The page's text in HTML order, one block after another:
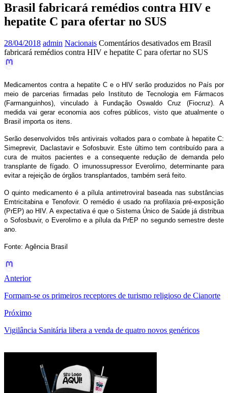
Brasil fabricará remédios contra HIV e
hepatite C para ofertar no SUS
28/04/2018 admin Nacionais Comentários desativados em Brasil
fabricará remédios contra HIV e hepatite C para ofertar no SUS
Medicamentos contra a hepatite C e o HIV serão produzidos no País por
meio de parcerias firmadas pelo Instituto de Tecnologia em Fármacos
(Farmanguinhos), vinculado à Fundação Oswaldo Cruz (Fiocruz). A
medida vai gerar economia aos cofres públicos, visto que atualmente o
Brasil importa os itens.
Serão desenvolvidos três antivirais voltados para o combate à hepatite C:
Simeprevir, Daclastavir e Sofosbuvir. Este último tem contribuído para a
cura de muitos pacientes e a consequente redução de demanda pelo
transplante de fígado. O imunossupressor Everolimo, determinante para
evitar a rejeição de órgãos transplantados, também será feito.
O quinto medicamento é a pílula antirretroviral baseada nas substâncias
Emtricitabina e Tenofovir. O remédio é usado na profilaxia pré-exposição
(PrEP) ao HIV. A expectativa é que o Sistema Único de Saúde já distribua
o Sofosbuvir, o Everolimo e a pílula da PrEP no segundo semestre deste
ano.
Fonte: Agência Brasil
Anterior
Formam-se os primeiros receptores de turismo religioso de Cianorte
Próximo
Vigilância Sanitária libera a venda de quatro novos genéricos